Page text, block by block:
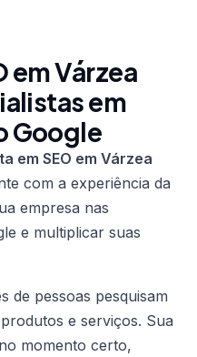
em Várzea
em
Google
em SEO em Várzea
com a experiência da
empresa nas
e multiplicar suas
de pessoas pesquisam
e serviços. Sua
momento certo,